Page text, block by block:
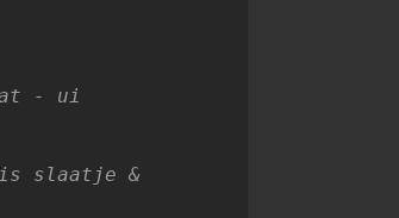
- ui
slaatje &